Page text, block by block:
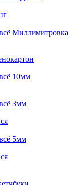
Миллимитровка
10мм
3мм
5мм